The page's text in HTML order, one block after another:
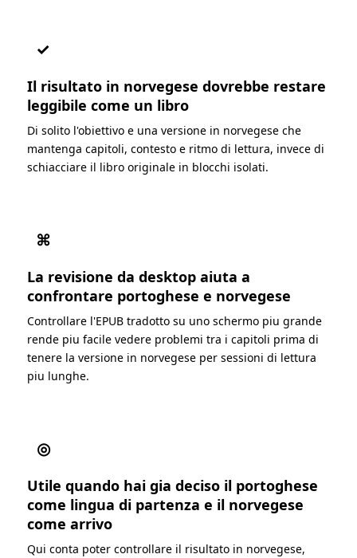
✓
Il risultato in norvegese dovrebbe restare
leggibile come un libro
Di solito l'obiettivo e una versione in norvegese che
mantenga capitoli, contesto e ritmo di lettura, invece di
schiacciare il libro originale in blocchi isolati.
⌘
La revisione da desktop aiuta a
confrontare portoghese e norvegese
Controllare l'EPUB tradotto su uno schermo piu grande
rende piu facile vedere problemi tra i capitoli prima di
tenere la versione in norvegese per sessioni di lettura
piu lunghe.
◎
Utile quando hai gia deciso il portoghese
come lingua di partenza e il norvegese
come arrivo
Qui conta poter controllare il risultato in norvegese,